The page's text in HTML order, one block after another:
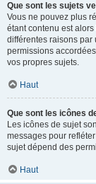
Que sont les sujets
Vous ne pouvez plus
étant contenu est
différentes raisons par
permissions
vos propres sujets.
Haut
Que sont les icônes
Les icônes de sujet
messages pour
sujet dépend des
Haut